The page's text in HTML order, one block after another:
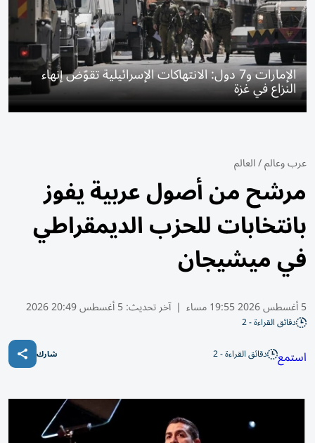
الإمارات و7 دول: الانتهاكات الإسرائيلية تقوّض إنهاء
النزاع في غزة
عرب وعالم/العالم
مرشح من أصول عربية يفوز
بانتخابات للحزب الديمقراطي
في ميشيجان
5 أغسطس 2026 19:55 مساء | آخر تحديث:5 أغسطس 20:49 2026
دقائق القراءة - 2
استمع دقائق القراءة - 2 شارك